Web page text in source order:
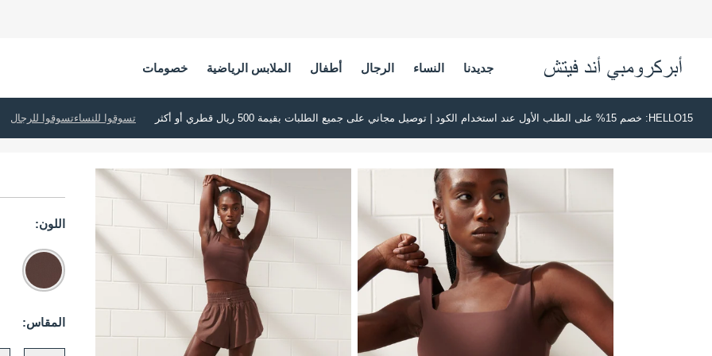
جديدنا النساء الرجال أطفال الملابس الرياضية خصومات
HELLO15: خصم 15% على الطلب الأول عند استخدام الكود | توصيل مجاني على جميع الطلبات بقيمة 500 ريال قطري أو أكثر تسوقوا للنساءتسوقوا للرجال
اللون:
المقاس: